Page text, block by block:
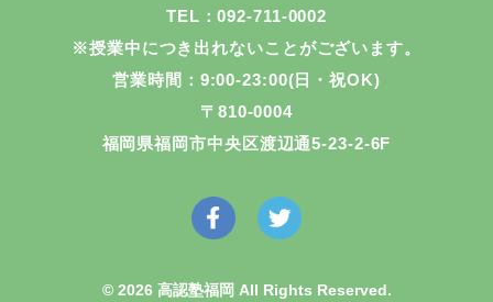
TEL：092-711-0002
※授業中につき出れないことがございます。
営業時間：9:00-23:00(日・祝OK)
〒810-0004
福岡県福岡市中央区渡辺通5-23-2-6F
© 2026 高認塾福岡 All Rights Reserved.